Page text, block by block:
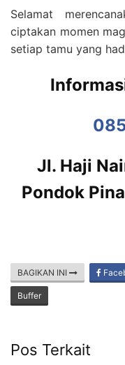
Selamat
ciptakan momen
setiap tamu yang
Jl. Haji
Pondok
BAGIKAN INI
Buffer
Pos Terkait